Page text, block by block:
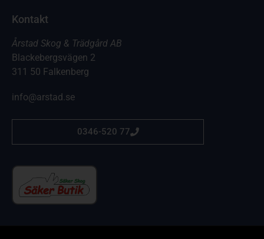
Kontakt
Årstad Skog & Trädgård AB
Blackebergsvägen 2
311 50 Falkenberg
info@arstad.se
0346-520 77